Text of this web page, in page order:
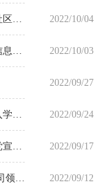
2022/10/04
2022/10/03
2022/09/27
2022/09/24
2022/09/17
2022/09/12